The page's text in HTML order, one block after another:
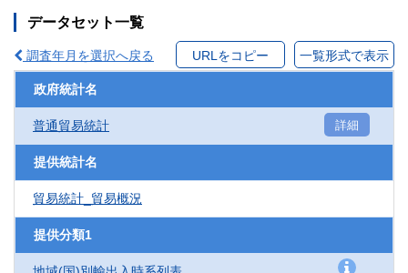
データセット一覧
調査年月を選択へ戻る URLをコピー 一覧形式で表示
政府統計名
普通貿易統計 詳細
提供統計名
貿易統計_貿易概況
提供分類1